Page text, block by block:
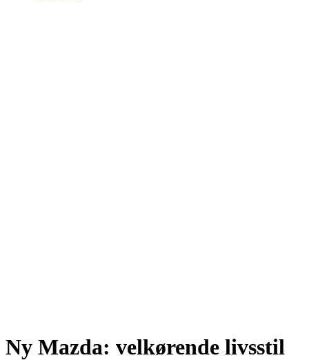
Ny Mazda: velkørende livsstil